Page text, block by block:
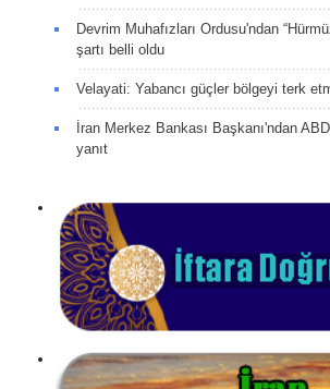
Devrim Muhafızları Ordusu'ndan
şartı belli oldu
Velayati: Yabancı güçler bölgeyi terk
İran Merkez Bankası Başkanı'ndan
yanıt